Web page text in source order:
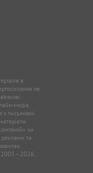
в
не
медіа,
з письмової
чи
та
2005—2026,